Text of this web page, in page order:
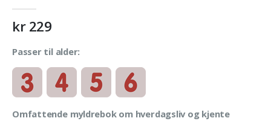
kr229
Passer til alder:
Omfattende myldrebok om hverdagsliv og kjente